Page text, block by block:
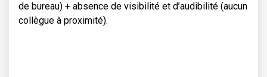
de bureau) + absence de visibilité et d’audibilité (aucun
collègue à proximité).